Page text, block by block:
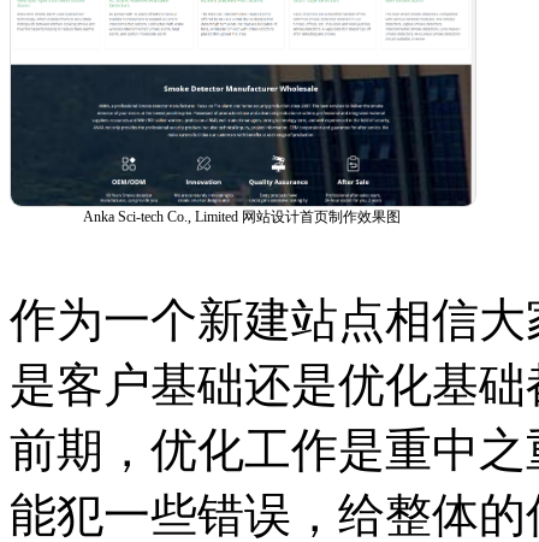
Anka Sci-tech Co., Limited 网站设计首页制作效果图
作为一个新建站点相信
是客户基础还是优化基
前期，优化工作是重中
能犯一些错误，给整体